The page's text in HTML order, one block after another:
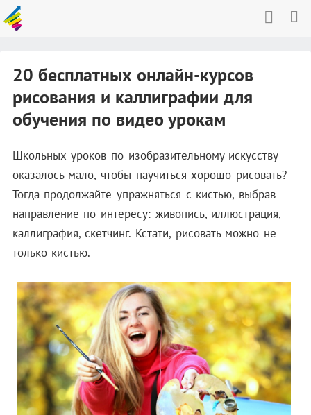
20 бесплатных онлайн-курсов
рисования и каллиграфии для
обучения по видео урокам
Школьных уроков по изобразительному искусству
оказалось мало, чтобы научиться хорошо рисовать?
Тогда продолжайте упражняться с кистью, выбрав
направление по интересу: живопись, иллюстрация,
каллиграфия, скетчинг. Кстати, рисовать можно не
только кистью.